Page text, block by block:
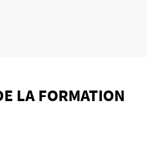
LA FORMATION